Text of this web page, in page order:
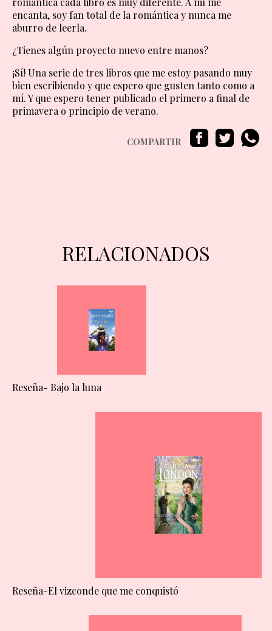
encanta, soy fan total de la romántica y nunca me
aburro de leerla.
¿Tienes algún proyecto nuevo entre manos?
¡Sí! Una serie de tres libros que me estoy pasando muy
bien escribiendo y que espero que gusten tanto como a
mí. Y que espero tener publicado el primero a final de
primavera o principio de verano.
COMPARTIR
RELACIONADOS
Reseña- Bajo la luna
Reseña-El vizconde que me conquistó